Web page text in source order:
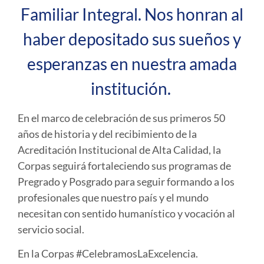
Familiar Integral. Nos honran al
haber depositado sus sueños y
esperanzas en nuestra amada
institución.
En el marco de celebración de sus primeros 50
años de historia y del recibimiento de la
Acreditación Institucional de Alta Calidad, la
Corpas seguirá fortaleciendo sus programas de
Pregrado y Posgrado para seguir formando a los
profesionales que nuestro país y el mundo
necesitan con sentido humanístico y vocación al
servicio social.
En la Corpas #CelebramosLaExcelencia.